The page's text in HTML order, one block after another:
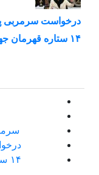
درخواست سرمربی
۱۴ ستاره قهرمان جهان برای فتح لیگ ملت‌ها
۱۴ ستاره قهرمان جهان برای فتح لیگ ملت‌ها